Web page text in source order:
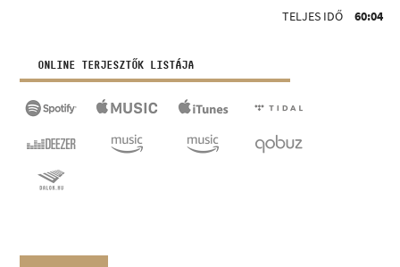
TELJES IDŐ 60:04
ONLINE TERJESZTŐK LISTÁJA